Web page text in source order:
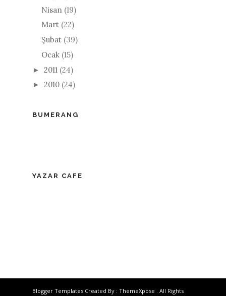
Nisan (19)
Mart (22)
Şubat (39)
Ocak (15)
► 2011 (24)
► 2010 (24)
BUMERANG
YAZAR CAFE
Blogger Templates Created By : ThemeXpose . All Rights